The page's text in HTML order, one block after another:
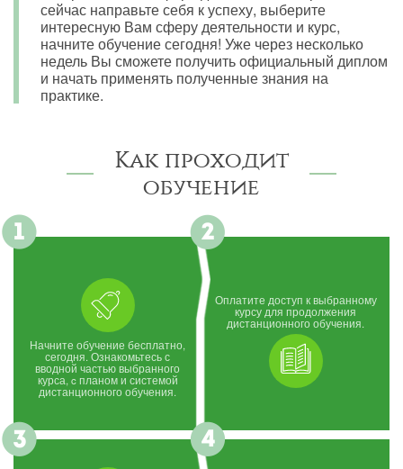
сейчас направьте себя к успеху, выберите
интересную Вам сферу деятельности и курс,
начните обучение сегодня! Уже через несколько
недель Вы сможете получить официальный диплом
и начать применять полученные знания на
практике.
Как проходит
обучение
Начните обучение бесплатно,
сегодня. Ознакомьтесь с
вводной частью выбранного
курса, c планом и системой
дистанционного обучения.
Оплатите доступ к выбранному
курсу для продолжения
дистанционного обучения.